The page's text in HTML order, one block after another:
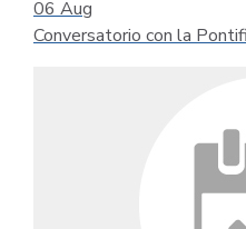
06 Aug
Conversatorio con la